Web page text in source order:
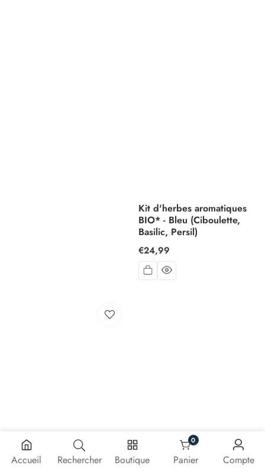
Kit d'herbes aromatiques
BIO* - Bleu (Ciboulette,
Basilic, Persil)
Prix
habituel
€24,99
Accueil Rechercher Boutique Panier
00 article
Compte